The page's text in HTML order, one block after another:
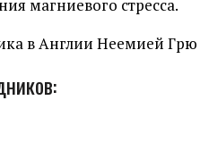
магниевого стресса.
в Англии Неемией Грю